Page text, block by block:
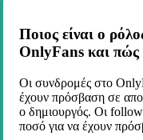
Ποιος είναι ο
OnlyFans και πώς
Οι συνδρομές στο
έχουν πρόσβαση σε
ο δημιουργός. Οι
ποσό για να έχουν